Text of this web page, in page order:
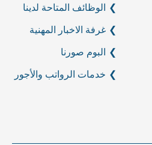
الوظائف المتاحة لدينا
غرفة الاخبار المهنية
البوم صورنا
خدمات الرواتب والأجور